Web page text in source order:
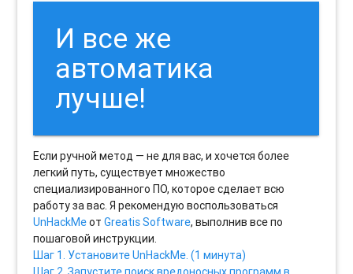
И все же
автоматика
лучше!
Если ручной метод — не для вас, и хочется более
легкий путь, существует множество
специализированного ПО, которое сделает всю
работу за вас. Я рекомендую воспользоваться
UnHackMeотGreatis Software, выполнив все по
пошаговой инструкции.
Шаг 1. Установите UnHackMe. (1 минута)